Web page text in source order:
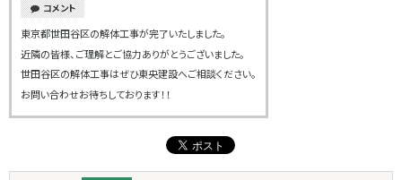
コメント
東京都世田谷区の解体工事が完了いたしました。
近隣の皆様、ご理解とご協力ありがとうございました。
世田谷区の解体工事はぜひ東央建設へご相談ください。
お問い合わせお待ちしております！！